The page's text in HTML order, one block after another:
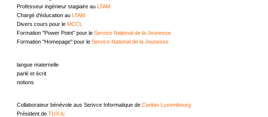
Professeur ingénieur stagiaire au
LTAM
Chargé d'éducation au
LTAM
Divers cours pour le MCCL
Formation "Power Point" pour le Service National de la Jeunesse
Formation "Homepage" pour le Service National de la Jeunesse
langue maternelle
parlé et écrit
notions
Collaborateur bénévole aus Serivce Informatique de Caritas Luxembourg
Président de TUX.lu